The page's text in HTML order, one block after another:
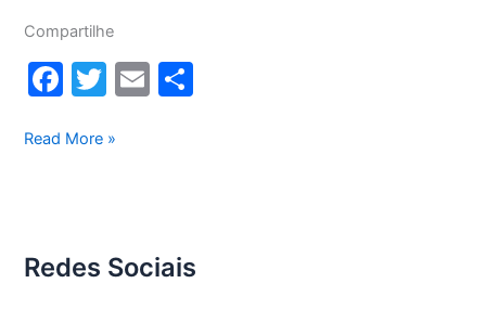
Compartilhe
F
c
o
o
T
itt
E
Conserto
10,2Kg
Read More »
Redes Sociais